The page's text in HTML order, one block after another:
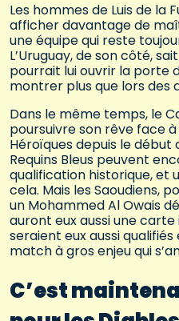
Les hommes de Luis de
afficher davantage de
une équipe qui reste
L’Uruguay, de son côté,
pourrait lui ouvrir la porte
montrer plus que lors des
Dans le même temps, le
poursuivre son rêve face à
Héroïques depuis le
Requins Bleus peuvent
qualification historique, et
cela. Mais les Saoudiens,
un Mohammed Al Owais
auront eux aussi une
seraient eux aussi
match à gros enjeu qui
C’est